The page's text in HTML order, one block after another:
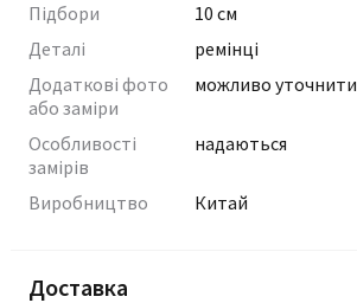
Підбори
10 см
Деталі
ремінці
Додаткові фото
або заміри
можливо уточнити
Особливості
замірів
надаються
Виробництво Китай
Доставка